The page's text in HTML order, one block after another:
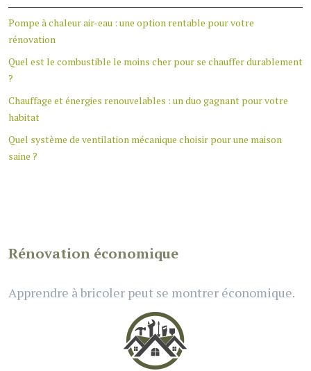
Pompe à chaleur air-eau : une option rentable pour votre
rénovation
Quel est le combustible le moins cher pour se chauffer durablement
?
Chauffage et énergies renouvelables : un duo gagnant pour votre
habitat
Quel système de ventilation mécanique choisir pour une maison
saine ?
Rénovation économique
Apprendre à bricoler peut se montrer économique.